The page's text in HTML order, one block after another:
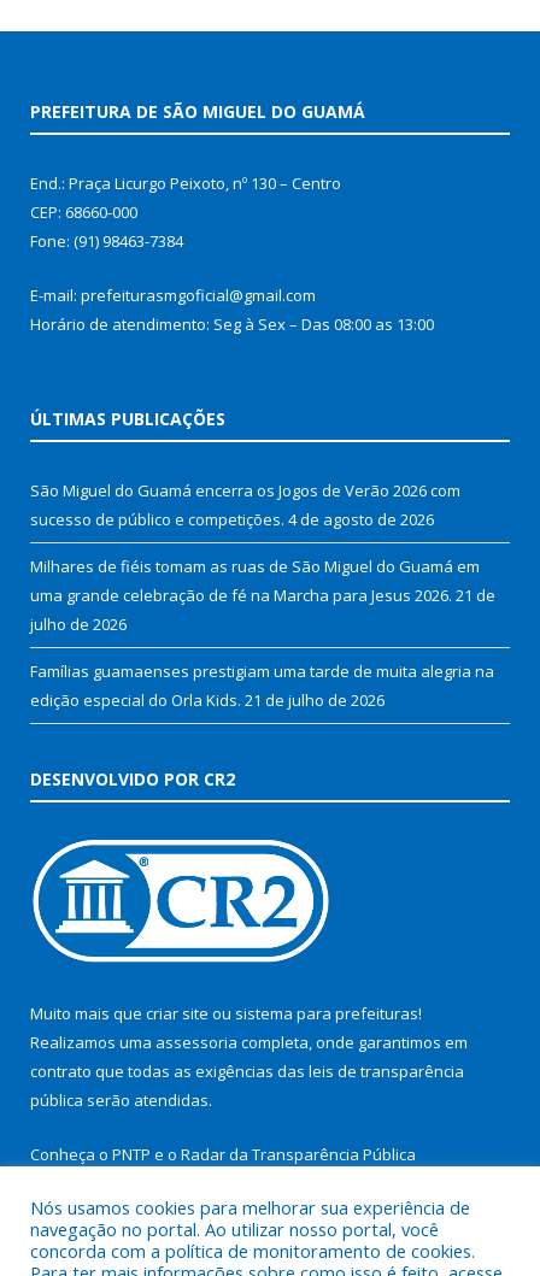
PREFEITURA DE SÃO MIGUEL DO GUAMÁ
End.: Praça Licurgo Peixoto, nº 130 – Centro
CEP: 68660-000
Fone: (91) 98463-7384
E-mail: prefeiturasmgoficial@gmail.com
Horário de atendimento: Seg à Sex – Das 08:00 as 13:00
ÚLTIMAS PUBLICAÇÕES
São Miguel do Guamá encerra os Jogos de Verão 2026 com
sucesso de público e competições. 4 de agosto de 2026
Milhares de fiéis tomam as ruas de São Miguel do Guamá em
uma grande celebração de fé na Marcha para Jesus 2026. 21 de
julho de 2026
Famílias guamaenses prestigiam uma tarde de muita alegria na
edição especial do Orla Kids. 21 de julho de 2026
DESENVOLVIDO POR CR2
Muito mais que criar site ou sistema para prefeituras!
Realizamos uma assessoria completa, onde garantimos em
contrato que todas as exigências das leis de transparência
pública serão atendidas.
Conheça o PNTP e o Radar da Transparência Pública
Nós usamos cookies para melhorar sua experiência de
navegação no portal. Ao utilizar nosso portal, você
concorda com a política de monitoramento de cookies.